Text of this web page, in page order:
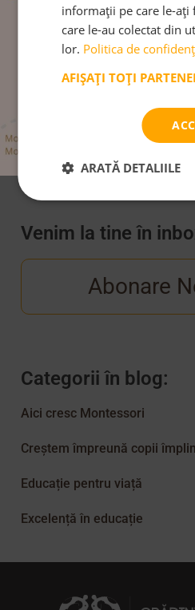
CITEȘTE
Urmărește-ne pe:
Venim la tine în
Abonare
Categorii în blog:
Aici cresc Montessori
Creștem împreună copii
Educație pentru viață
Excelență în educație
informații pe care le-ați
care le-au colectat din
lor. Politica de
AFIȘAȚI TOȚI
ARATĂ DETALIILE